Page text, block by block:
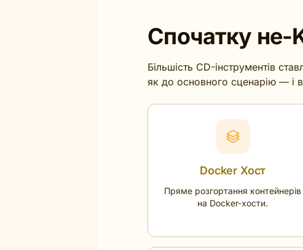
Спочатку не-
Більшість CD-інструментів
як до основного сценарію — і
Docker Хост
Пряме розгортання контейнерів
на Docker-хости.